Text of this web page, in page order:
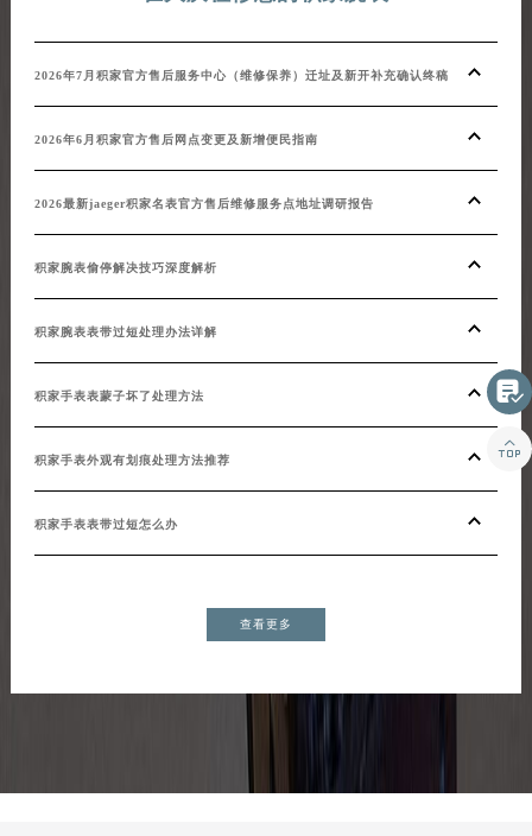
2026年7月积家官方售后服务中心（维修保养）迁址及新开补充确认终稿
2026年6月积家官方售后网点变更及新增便民指南
2026最新jaeger积家名表官方售后维修服务点地址调研报告
积家腕表偷停解决技巧深度解析
积家腕表表带过短处理办法详解
积家手表表蒙子坏了处理方法
积家手表外观有划痕处理方法推荐
积家手表表带过短怎么办
查看更多

